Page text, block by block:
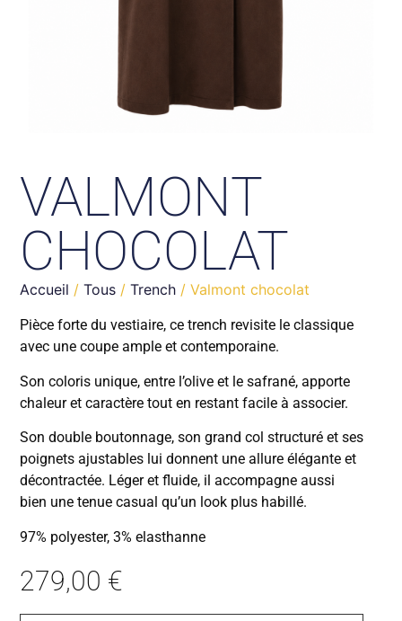
VALMONT
CHOCOLAT
Accueil /Tous /Trench / Valmont chocolat
Pièce forte du vestiaire, ce trench revisite le classique
avec une coupe ample et contemporaine.
Son coloris unique, entre l’olive et le safrané, apporte
chaleur et caractère tout en restant facile à associer.
Son double boutonnage, son grand col structuré et ses
poignets ajustables lui donnent une allure élégante et
décontractée. Léger et fluide, il accompagne aussi
bien une tenue casual qu’un look plus habillé.
97% polyester, 3% elasthanne
279,00 €